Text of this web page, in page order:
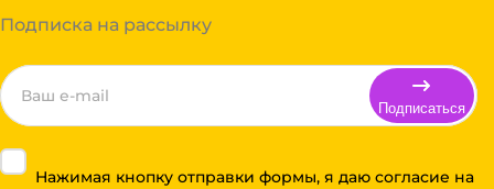
Подписка на рассылку
Подписаться
Нажимая кнопку отправки формы, я даю согласие на